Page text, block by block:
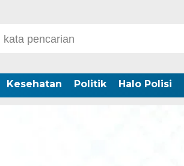
Kesehatan Politik Halo Polisi